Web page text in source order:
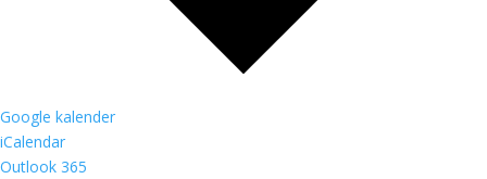
Google kalender
iCalendar
Outlook 365